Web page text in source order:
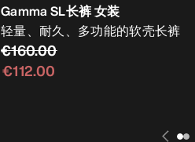
Gamma SL长裤 女装
轻量、耐久、多功能的软壳长裤
€160.00
€112.00